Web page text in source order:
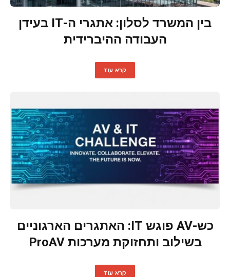
בין המשרד לסלון: אתגרי ה-IT בעידן
העבודה ההיברידית
קרא עוד
כש-AV פוגש IT: האתגרים הארגוניים
בשילוב ותחזוקת מערכות ProAV
קרא עוד